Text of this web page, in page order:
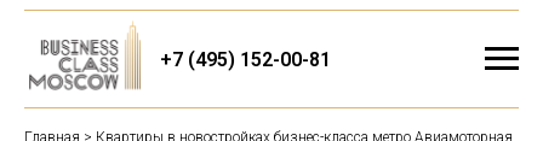
+7 (495) 152-00-81
Главная > Квартиры в новостройках бизнес-класса метро Авиамоторная